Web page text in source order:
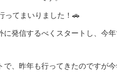
ってまいりました！🚗
に発信するべくスタートし、今
、昨年も行ってきたのですが